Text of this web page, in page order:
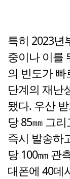
특히 2023년
중이나 이를
의 빈도가
단계의 재난
됐다. 우산
당 85㎜ 그
즉시 발송하
당 100㎜ 관
대폰에 40데